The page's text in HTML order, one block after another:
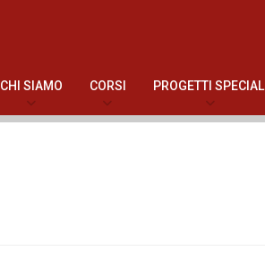
CHI SIAMO CORSI PROGETTI SPECIALI